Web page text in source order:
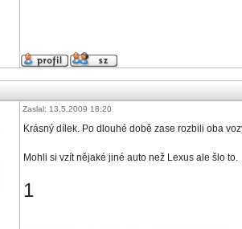
Zaslal: 13.5.2009 18:20
Krásný dílek. Po dlouhé době zase rozbili oba
Mohli si vzít nějaké jiné auto než Lexus ale šlo to.
1